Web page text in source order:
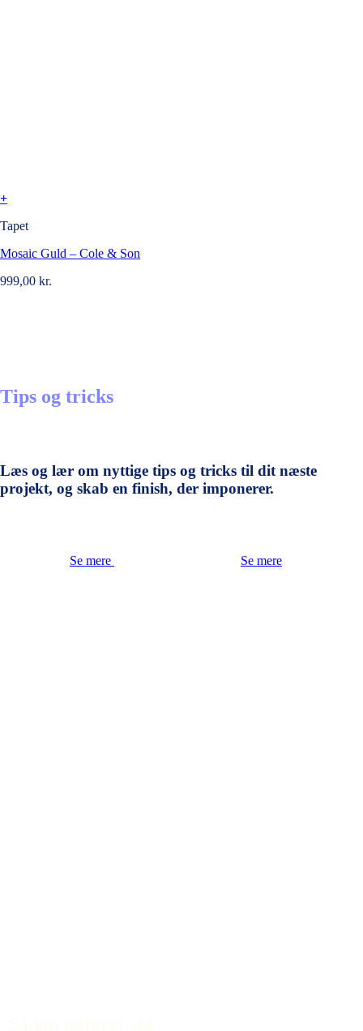
+
Tapet
Mosaic Guld – Cole & Son
999,00 kr.
Tips og tricks
Læs og lær om nyttige tips og tricks til dit næste
projekt, og skab en finish, der imponerer.
Se mere Se mere